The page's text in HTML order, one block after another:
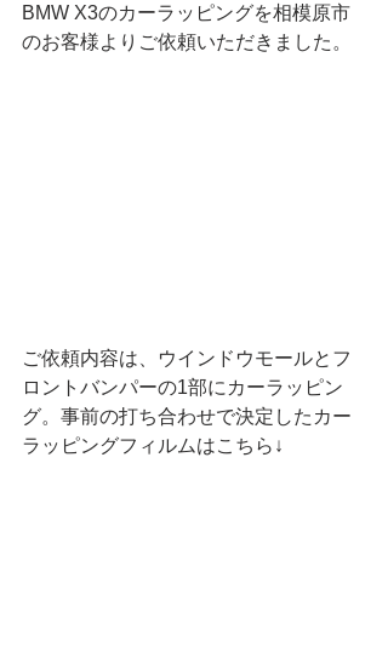
BMW X3のカーラッピングを相模原市
のお客様よりご依頼いただきました。
ご依頼内容は、ウインドウモールとフ
ロントバンパーの1部にカーラッピン
グ。事前の打ち合わせで決定したカー
ラッピングフィルムはこちら↓